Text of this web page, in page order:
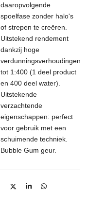
daaropvolgende
spoelfase zonder halo's
of strepen te creëren.
Uitstekend rendement
dankzij hoge
verdunningsverhoudingen
tot 1:400 (1 deel product
en 400 deel water).
Uitstekende
verzachtende
eigenschappen: perfect
voor gebruik met een
schuimende techniek.
Bubble Gum geur.
D
S
D